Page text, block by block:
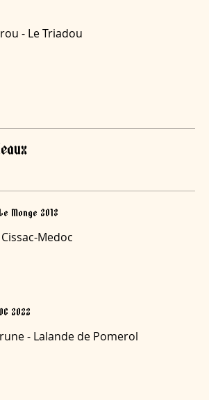
- Le Triadou
Monge 2018
Medoc
2022
- Lalande de Pomerol